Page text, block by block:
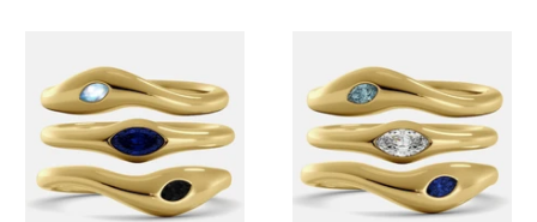
Roségold
Weißgold
Gelbgold